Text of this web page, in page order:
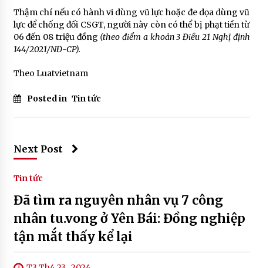
Thậm chí nếu có hành vi dùng vũ lực hoặc đe dọa dùng vũ
lực để chống đối CSGT, người này còn có thể bị phạt tiền từ
06 đến 08 triệu đồng (theo điểm a khoản 3 Điều 21 Nghị định
144/2021/NĐ-CP).
Theo Luatvietnam
Posted in Tin tức
Next Post
Tin tức
Đã tìm ra nguyên nhân vụ 7 công
nhân tu.vong ở Yên Bái: Đồng nghiệp
tận mắt thấy kể lại